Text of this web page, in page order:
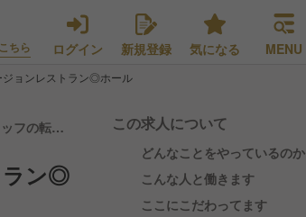
ちら ログイン 新規登録 気になる MENU
ョンレストラン◎ホール
フの転
ラン◎
この求人について
どんなことをやっているのか
こんな人と働きます
ここにこだわってます